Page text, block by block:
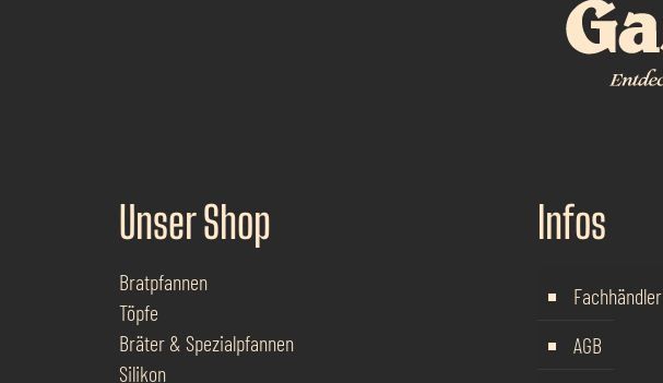
Unser Shop
Bratpfannen
Töpfe
Bräter & Spezialpfannen
Silikon
Infos
Fachhändler
AGB